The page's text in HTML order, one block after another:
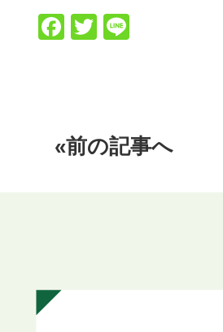
Facebook
Twitter
«前の記事へ